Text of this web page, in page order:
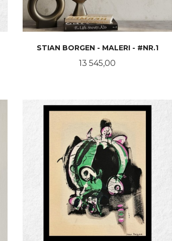
STIAN BORGEN - MALERI - #NR.1
Pris
13 545,00